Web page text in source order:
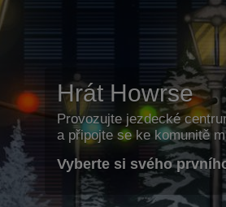
Hrát Howrse
Provozujte jezdecké
a připojte se ke komunitě
Vyberte si svého